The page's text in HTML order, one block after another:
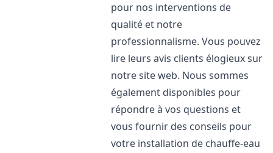
pour nos interventions de
qualité et notre
professionnalisme. Vous pouvez
lire leurs avis clients élogieux sur
notre site web. Nous sommes
également disponibles pour
répondre à vos questions et
vous fournir des conseils pour
votre installation de chauffe-eau